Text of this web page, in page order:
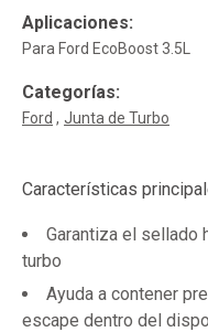
Aplicaciones:
Para Ford EcoBoost 3.5L
Categorías:
Ford Junta de Turbo
Características
Garantiza el sellado
turbo
Ayuda a contener
escape dentro del